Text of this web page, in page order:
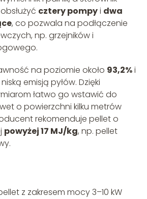
cztery pompyi dwa
, co pozwala na podłączenie
np. grzejników i
na poziomie około 93,2%i
emisją pyłów. Dzięki
łatwo go wstawić do
o powierzchni kilku metrów
rekomenduje pellet o
powyżej 17 MJ/kg, np. pellet
z zakresem mocy 3–10 kW